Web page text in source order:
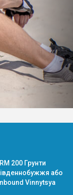
200 Грунти
або
Vinnytsya